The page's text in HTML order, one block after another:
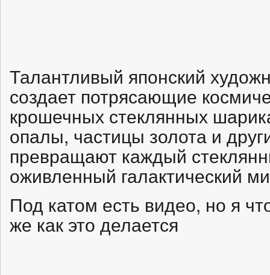
Талантливый японский
создает потрясающие
крошечных стеклянных
опалы, частицы золота и
превращают каждый
оживленный галактический
Под катом есть видео, но я
же как это делается